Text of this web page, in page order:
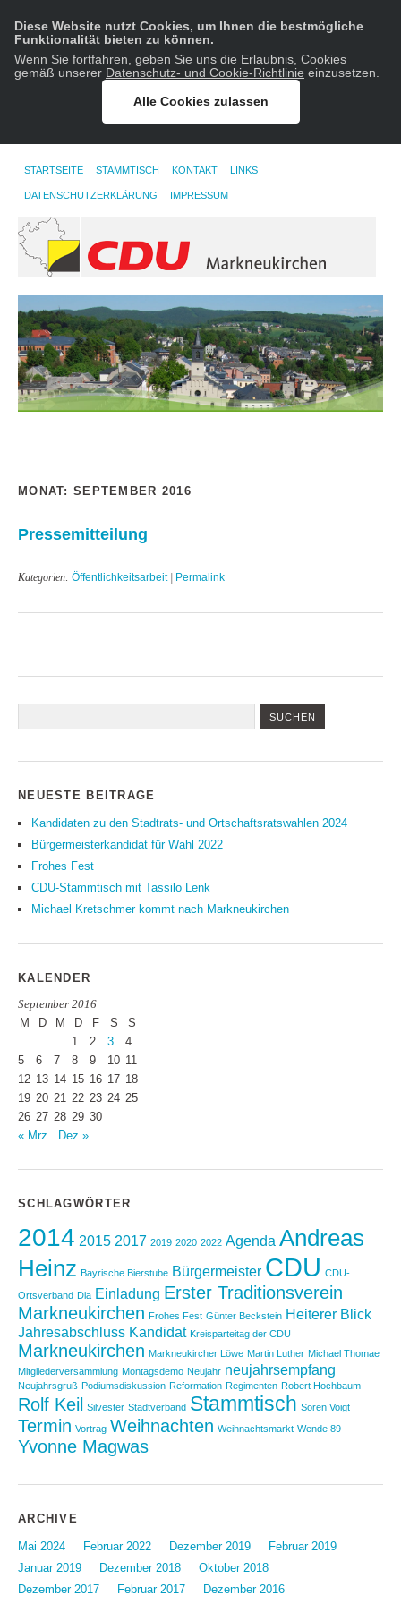
STARTSEITE STAMMTISCH KONTAKT LINKS
DATENSCHUTZERKLÄRUNG IMPRESSUM
MONAT: SEPTEMBER 2016
Pressemitteilung
Kategorien: Öffentlichkeitsarbeit| Permalink
NEUESTE BEITRÄGE
Kandidaten zu den Stadtrats- und Ortschaftsratswahlen 2024
Bürgermeisterkandidat für Wahl 2022
Frohes Fest
CDU-Stammtisch mit Tassilo Lenk
Michael Kretschmer kommt nach Markneukirchen
KALENDER
September 2016
M D M D F S
S
1
2 3
4
5
6 7 8 9 10 11
12 13 14 15 16 17 18
19 20 21 22 23 24 25
26 27 28 29 30
« Mrz
Dez »
SCHLAGWÖRTER
2014 2015 2017 2019 2020 2022 Agenda Andreas
Heinz Bayrische Bierstube Bürgermeister CDU CDU-
Ortsverband Dia Einladung Erster Traditionsverein
Markneukirchen Frohes Fest Günter Beckstein Heiterer Blick
Jahresabschluss Kandidat Kreisparteitag der CDU
Markneukirchen Markneukircher Löwe Martin Luther Michael Thomae
Mitgliederversammlung Montagsdemo Neujahr neujahrsempfang
Neujahrsgruß Podiumsdiskussion Reformation Regimenten Robert Hochbaum
Rolf Keil Silvester Stadtverband Stammtisch Sören Voigt
Termin Vortrag Weihnachten Weihnachtsmarkt Wende 89
Yvonne Magwas
ARCHIVE
Mai 2024 Februar 2022 Dezember 2019
Februar 2019
Januar 2019
Dezember 2018
Oktober 2018
Dezember 2017
Februar 2017
Dezember 2016
Diese Website nutzt Cookies, um Ihnen die bestmögliche
Funktionalität bieten zu können.
Wenn Sie fortfahren, geben Sie uns die Erlaubnis, Cookies
gemäß unserer Datenschutz- und Cookie-Richtlinie einzusetzen.
Alle Cookies zulassen